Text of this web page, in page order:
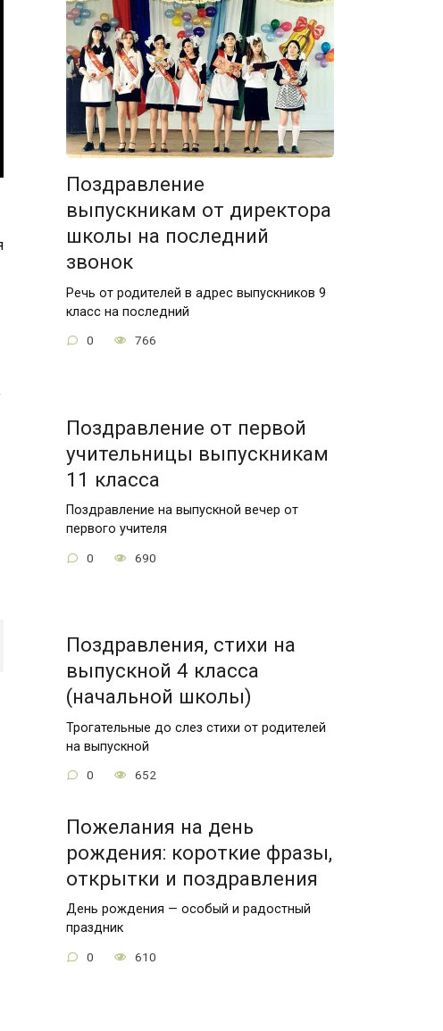
Поздравление
выпускникам от директора
школы на последний
звонок
Речь от родителей в адрес выпускников 9
класс на последний
0 766
Поздравление от первой
учительницы выпускникам
11 класса
Поздравление на выпускной вечер от
первого учителя
0 690
Поздравления, стихи на
выпускной 4 класса
(начальной школы)
Трогательные до слез стихи от родителей
на выпускной
0 652
Пожелания на день
рождения: короткие фразы,
открытки и поздравления
День рождения — особый и радостный
праздник
0 610